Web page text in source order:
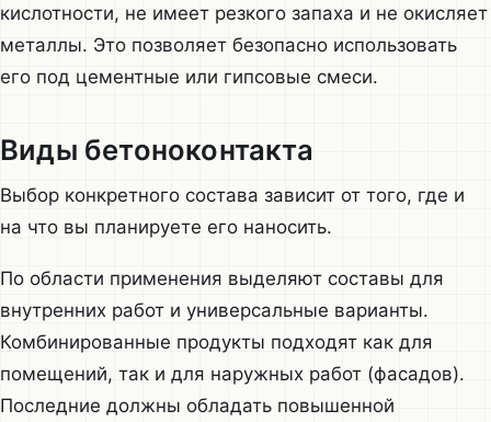
кислотности, не имеет резкого запаха и не окисляет
металлы. Это позволяет безопасно использовать
его под цементные или гипсовые смеси.
Виды бетоноконтакта
Выбор конкретного состава зависит от того, где и
на что вы планируете его наносить.
По области применения выделяют составы для
внутренних работ и универсальные варианты.
Комбинированные продукты подходят как для
помещений, так и для наружных работ (фасадов).
Последние должны обладать повышенной